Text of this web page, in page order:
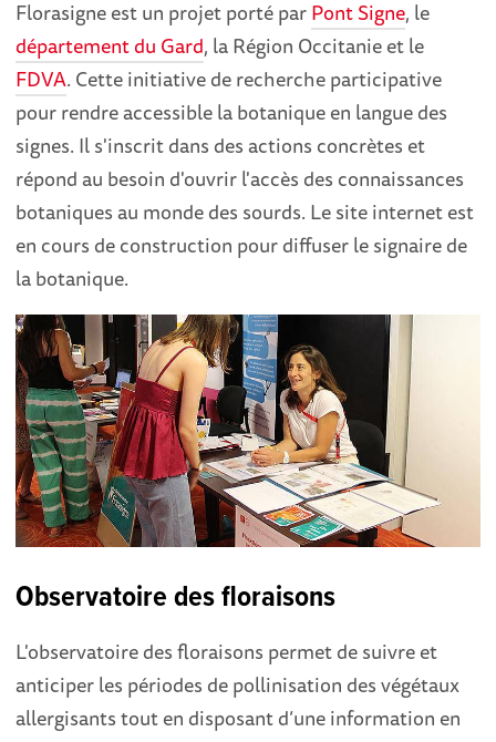
Florasigne est un projet porté parPont Signe, le
département du Gard, la Région Occitanie et le
FDVA. Cette initiative de recherche participative
pour rendre accessible la botanique en langue des
signes. Il s'inscrit dans des actions concrètes et
répond au besoin d'ouvrir l'accès des connaissances
botaniques au monde des sourds. Le site internet est
en cours de construction pour diffuser le signaire de
la botanique.
Observatoire des floraisons
L'observatoire des floraisons permet de suivre et
anticiper les périodes de pollinisation des végétaux
allergisants tout en disposant d’une information en